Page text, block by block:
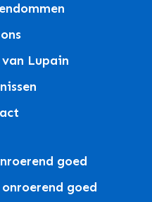
van Lupain
goed
goed